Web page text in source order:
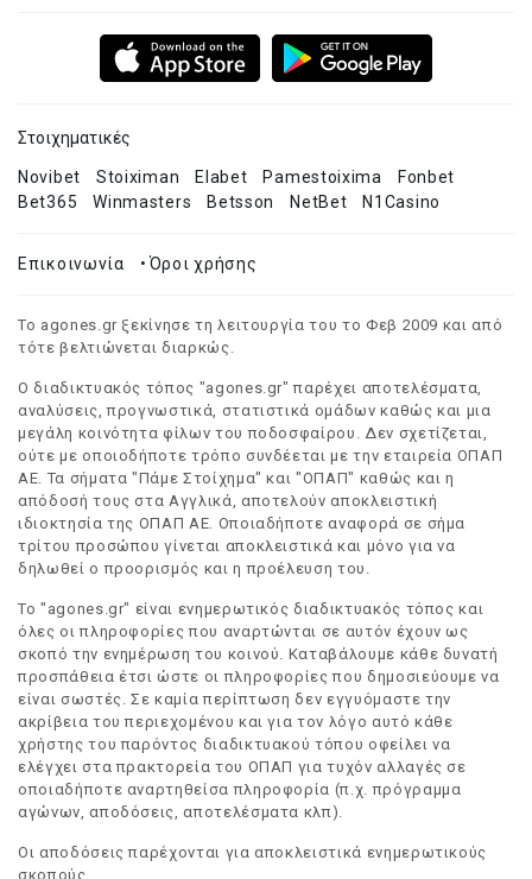
Στοιχηματικές
Novibet Stoiximan Elabet Pamestoixima
Fonbet
Bet365
Winmasters Betsson NetBet N1Casino
Επικοινωνία •Όροι χρήσης
Το agones.gr ξεκίνησε τη λειτουργία του το Φεβ 2009 και από
τότε βελτιώνεται διαρκώς.
Ο διαδικτυακός τόπος "agones.gr" παρέχει αποτελέσματα,
αναλύσεις, προγνωστικά, στατιστικά ομάδων καθώς και μια
μεγάλη κοινότητα φίλων του ποδοσφαίρου. Δεν σχετίζεται,
ούτε με οποιοδήποτε τρόπο συνδέεται με την εταιρεία ΟΠΑΠ
ΑΕ. Τα σήματα "Πάμε Στοίχημα" και "ΟΠΑΠ" καθώς και η
απόδοσή τους στα Αγγλικά, αποτελούν αποκλειστική
ιδιοκτησία της ΟΠΑΠ ΑΕ. Οποιαδήποτε αναφορά σε σήμα
τρίτου προσώπου γίνεται αποκλειστικά και μόνο για να
δηλωθεί ο προορισμός και η προέλευση του.
Το "agones.gr" είναι ενημερωτικός διαδικτυακός τόπος και
όλες οι πληροφορίες που αναρτώνται σε αυτόν έχουν ως
σκοπό την ενημέρωση του κοινού. Καταβάλουμε κάθε δυνατή
προσπάθεια έτσι ώστε οι πληροφορίες που δημοσιεύουμε να
είναι σωστές. Σε καμία περίπτωση δεν εγγυόμαστε την
ακρίβεια του περιεχομένου και για τον λόγο αυτό κάθε
χρήστης του παρόντος διαδικτυακού τόπου οφείλει να
ελέγχει στα πρακτορεία του ΟΠΑΠ για τυχόν αλλαγές σε
οποιαδήποτε αναρτηθείσα πληροφορία (π.χ. πρόγραμμα
αγώνων, αποδόσεις, αποτελέσματα κλπ).
Οι αποδόσεις παρέχονται για αποκλειστικά ενημερωτικούς
σκοπούς.